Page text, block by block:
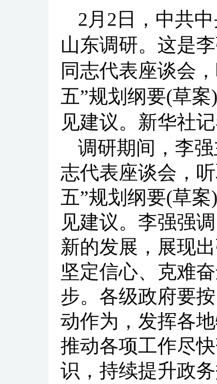
2月2日，中共
山东调研。这是
同志代表座谈会
五”规划纲要(草
见建议。新华社
调研期间，李
志代表座谈会，
五”规划纲要(草
见建议。李强强
新的发展，展现
坚定信心、克难
步。各级政府要
动作为，发挥各
推动各项工作尽
识，持续提升政